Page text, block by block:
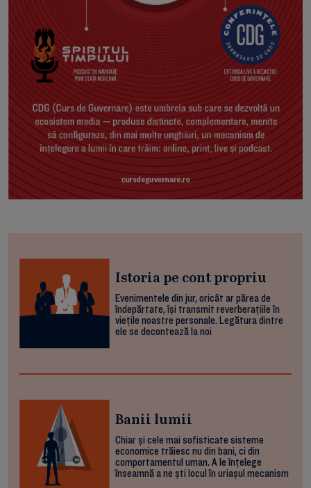
Istoria pe cont propriu
Evenimentele din jur, oricât ar părea de
îndepărtate, își transmit reverberațiile în
viețile noastre personale. Legătura dintre
ele se decontează la noi
Banii lumii
Chiar și cele mai sofisticate sisteme
economice trăiesc nu din bani, ci din
comportamentul uman. A le înțelege
înseamnă a ne ști locul în uriașul mecanism